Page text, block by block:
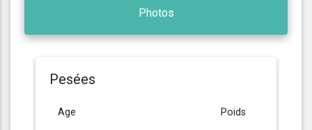
Photos
Pesées
Age Poids